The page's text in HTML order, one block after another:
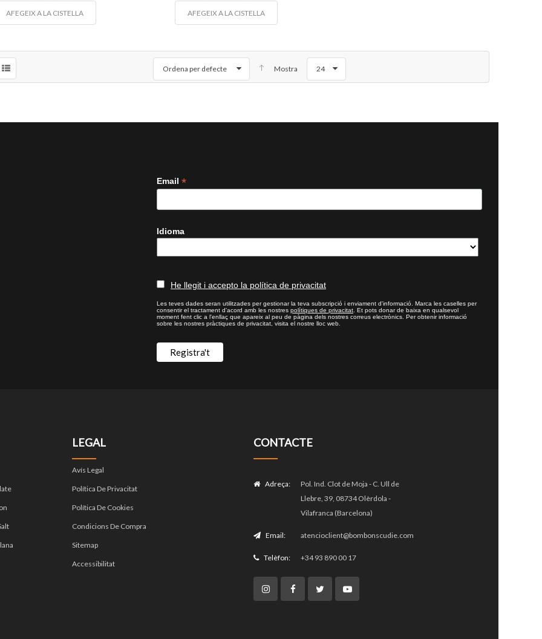
AFEGEIX A LA CISTELLA AFEGEIX A LA CISTELLA
Ordena per defecte Mostra 24
Email *
Idioma
He llegit i accepto la política de privacitat
Les teves dades seran utilitzades per gestionar la teva subscripció i enviament d'informació. Marca les caselles per
consentir el tractament d'acord amb les nostres polítiques de privacitat . Et pots donar de baixa en qualsevol
moment fent clic a l'enllaç que apareix al peu de pàgina dels nostres correus electrònics. Per obtenir informació
sobre les nostres pràctiques de privacitat, visita el nostre lloc web.
LEGAL
Avís Legal
Política De Privacitat
Política De Cookies
Condicions De Compra
Sitemap
Accessibilitat
CONTACTE
Adreça:
Pol. Ind. Clot de Moja - C. Ull de
Llebre, 39, 08734 Olèrdola -
Vilafranca (Barcelona)
Email: atencioclient@bombonscudie.com
Telèfon: +34 93 890 00 17